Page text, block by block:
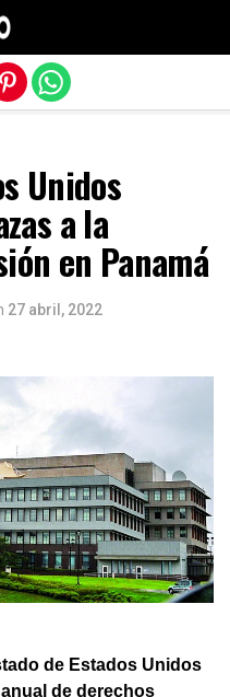
Unidos
a la
en Panamá
27 abril, 2022
de Estados Unidos
de derechos
móvil